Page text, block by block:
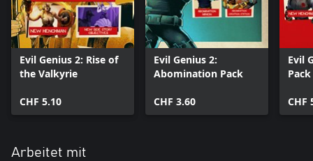
Evil Genius 2: Rise of
the Valkyrie
CHF 5.10
Evil Genius 2:
Abomination Pack
CHF 3.60
Evil
Pack
CHF
Arbeitet mit